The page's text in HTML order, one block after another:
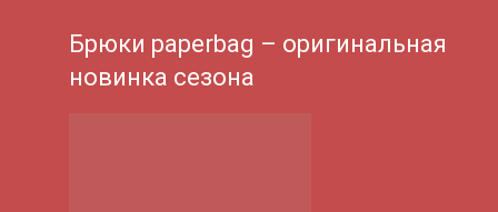
Брюки paperbag – оригинальная
новинка сезона